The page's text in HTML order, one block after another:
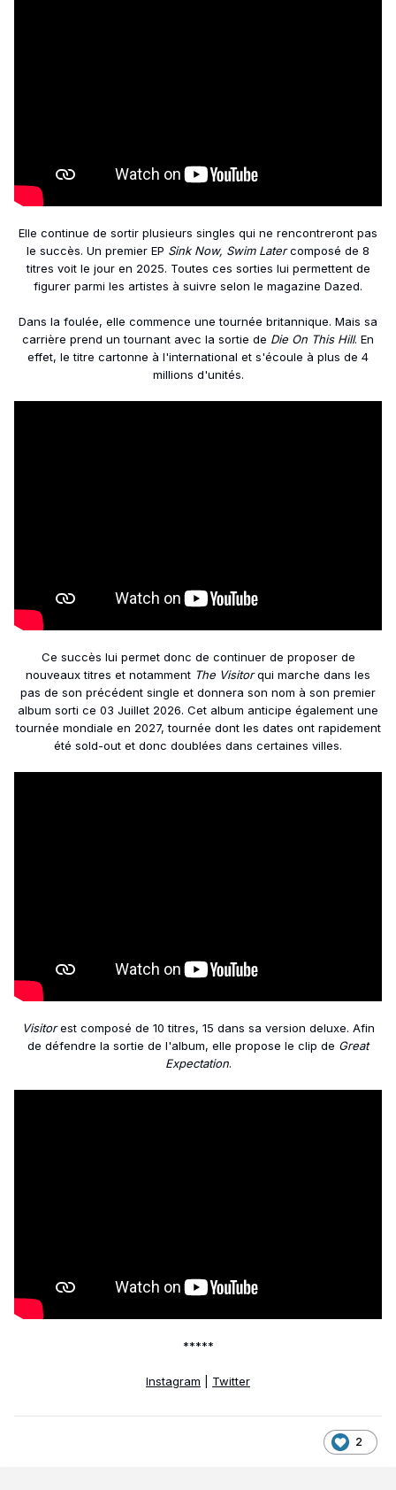
Elle continue de sortir plusieurs singles qui ne rencontreront pas
le succès. Un premier EP Sink Now, Swim Latercomposé de 8
titres voit le jour en 2025. Toutes ces sorties lui permettent de
figurer parmi les artistes à suivre selon le magazine Dazed.
Dans la foulée, elle commence une tournée britannique. Mais sa
carrière prend un tournant avec la sortie de Die On This Hill. En
effet, le titre cartonne à l'international et s'écoule à plus de 4
millions d'unités.
Ce succès lui permet donc de continuer de proposer de
nouveaux titres et notamment The Visitorqui marche dans les
pas de son précédent single et donnera son nom à son premier
album sorti ce 03 Juillet 2026. Cet album anticipe également une
tournée mondiale en 2027, tournée dont les dates ont rapidement
été sold-out et donc doublées dans certaines villes.
Visitorest composé de 10 titres, 15 dans sa version deluxe. Afin
de défendre la sortie de l'album, elle propose le clip de Great
Expectation.
*****
Instagram Twitter
2